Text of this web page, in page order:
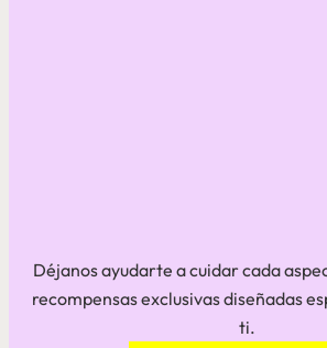
Déjanos ayudarte a cuidar cada
recompensas exclusivas diseñadas
ti.